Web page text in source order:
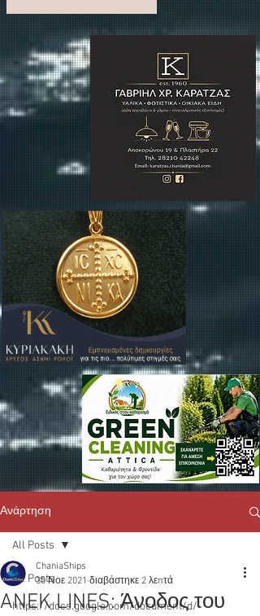
Ανάρτηση
All Posts
https://docs.google.com/document/d/
All Posts
ANEK LINES: Άνοδος του
ChaniaShips
30 Νοε 2021 διαβάστηκε 2 λεπτά